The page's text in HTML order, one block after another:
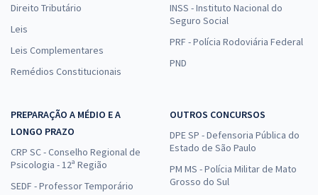
Direito Tributário
Leis
Leis Complementares
Remédios Constitucionais
INSS - Instituto Nacional do
Seguro Social
PRF - Polícia Rodoviária Federal
PND
PREPARAÇÃO A MÉDIO E A
LONGO PRAZO
CRP SC - Conselho Regional de
Psicologia - 12ª Região
SEDF - Professor Temporário
OUTROS CONCURSOS
DPE SP - Defensoria Pública do
Estado de São Paulo
PM MS - Polícia Militar de Mato
Grosso do Sul